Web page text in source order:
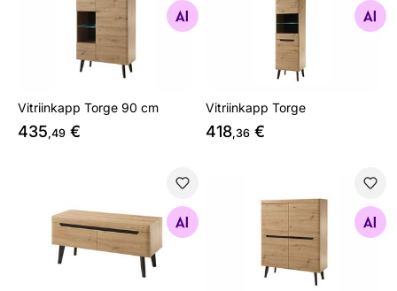
Otsi sarnaseid
Vitriinkapp Torge 90 cm
435,49 €
Otsi sarnaseid
Vitriinkapp Torge
418,36 €
Otsi sarnaseid
Kummut Torge 40 cm
Otsi sarnaseid